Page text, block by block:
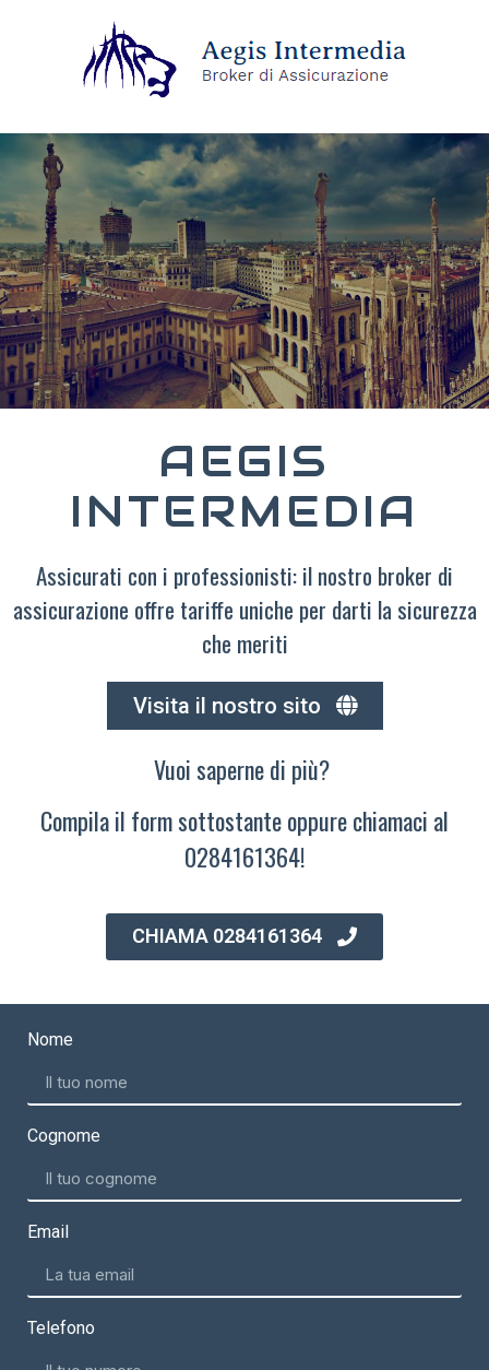
AEGIS
INTERMEDIA
Assicurati con i professionisti: il nostro broker di
assicurazione offre tariffe uniche per darti la sicurezza
che meriti
Visita il nostro sito
Vuoi saperne di più?
Compila il form sottostante oppure chiamaci al
0284161364!
CHIAMA 0284161364
Nome
Cognome
Email
Telefono